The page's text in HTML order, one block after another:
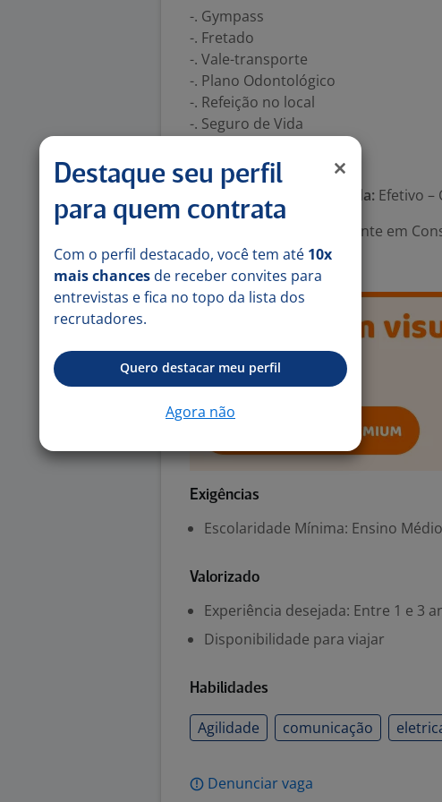
-. Gympass
-. Fretado
-. Vale-transporte
-. Plano Odontológico
-. Refeição no local
-. Seguro de Vida
Número de vagas:
Tipo de contrato e Jornada: Efetivo –
Assistente em
Manutenção Elétrica
Exigências
Escolaridade Mínima: Ensino
Valorizado
Experiência desejada: Entre 1 e 3
Disponibilidade para viajar
Habilidades
Agilidade comunicação
Denunciar vaga
Destaque seu perfil
para quem contrata
Com o perfil destacado, você tem até 10x
mais chances de receber convites para
entrevistas e fica no topo da lista dos
recrutadores.
Quero destacar meu perfil
Agora não